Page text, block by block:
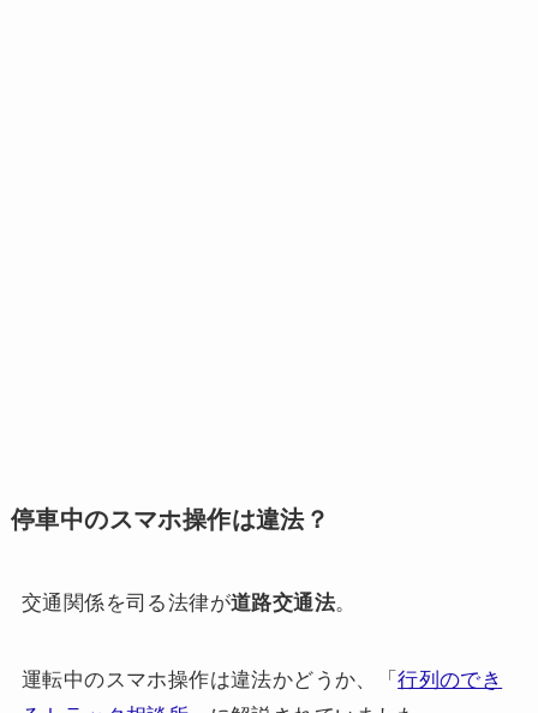
停車中のスマホ操作は違法？
交通関係を司る法律が道路交通法。
運転中のスマホ操作は違法かどうか、「行列のでき